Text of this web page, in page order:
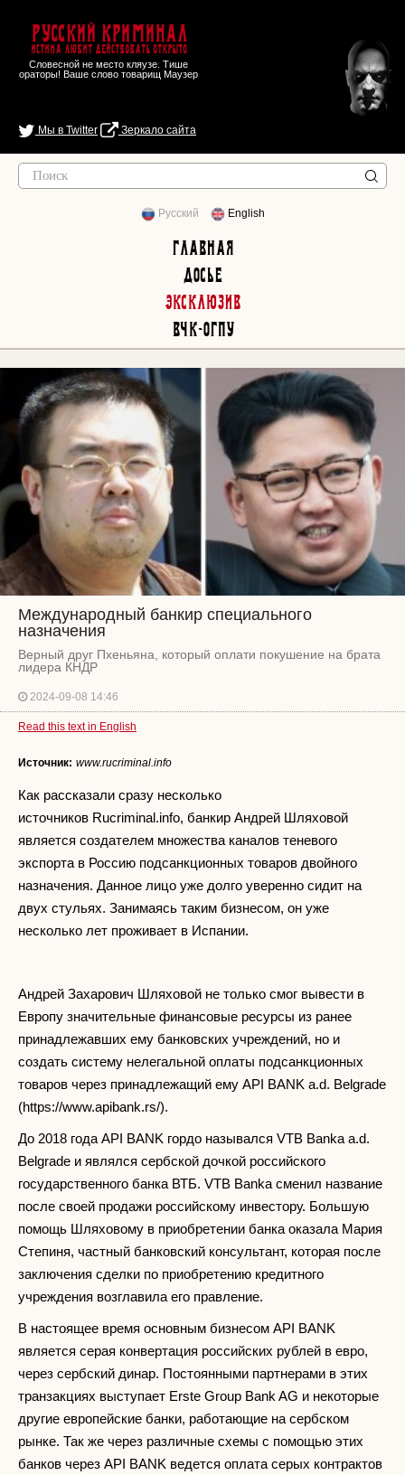
Русский Криминал
Истина любит действовать открыто
Словесной не место кляузе. Тише
ораторы! Ваше слово товарищ Маузер
Мы в Twitter Зеркало сайта
Русский English
Главная
Досье
Эксклюзив
ВЧК-ОГПУ
Международный банкир специального
назначения
Верный друг Пхеньяна, который оплати покушение на брата
лидера КНДР
2024-09-08 14:46
Read this text in English
Источник: www.rucriminal.info
Как рассказали сразу несколько
источников Rucriminal.info, банкир Андрей Шляховой
является создателем множества каналов теневого
экспорта в Россию подсанкционных товаров двойного
назначения. Данное лицо уже долго уверенно сидит на
двух стульях. Занимаясь таким бизнесом, он уже
несколько лет проживает в Испании.
Андрей Захарович Шляховой не только смог вывести в
Европу значительные финансовые ресурсы из ранее
принадлежавших ему банковских учреждений, но и
создать систему нелегальной оплаты подсанкционных
товаров через принадлежащий ему API BANK a.d. Belgrade
(https://www.apibank.rs/).
До 2018 года API BANK гордо назывался VTB Banka a.d.
Belgrade и являлся сербской дочкой российского
государственного банка ВТБ. VTB Banka сменил название
после своей продажи российскому инвестору. Большую
помощь Шляховому в приобретении банка оказала Мария
Степиня, частный банковский консультант, которая после
заключения сделки по приобретению кредитного
учреждения возглавила его правление.
В настоящее время основным бизнесом API BANK
является серая конвертация российских рублей в евро,
через сербский динар. Постоянными партнерами в этих
транзакциях выступаeт Erste Group Bank AG и некоторые
другие европейские банки, работающие на сербском
рынке. Так же через различные схемы с помощью этих
банков через API BANK ведется оплата серых контрактов